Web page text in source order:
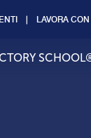
LAVORA